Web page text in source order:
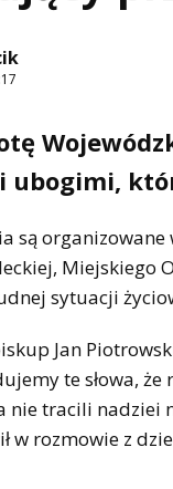
ubogimi,
są
Miejskiego
sytuacji
Jan
te słowa, że
nie tracili nadziei
w rozmowie z